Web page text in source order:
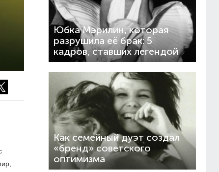
Юбка Мэрилин, которая
разрушила её брак: 5
кадров, ставших легендой
Как семейный дуэт создал
«бренд» советского
оптимизма